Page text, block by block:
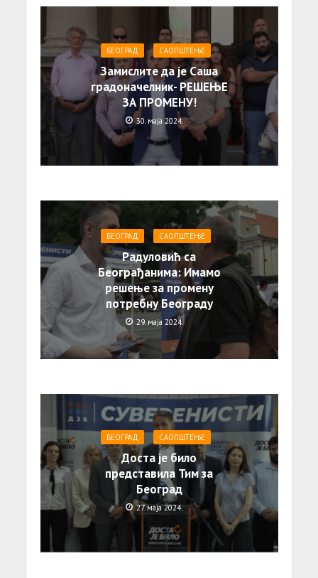
БЕОГРАД САОПШТЕЊE
Замислите да је Саша
градоначелник- РЕШЕЊЕ
ЗА ПРОМЕНУ!
30. маја 2024.
БЕОГРАД САОПШТЕЊE
Радуловић са
Београђанима: Имамо
решење за промену
потребну Београду
29. маја 2024.
БЕОГРАД САОПШТЕЊE
Доста је било
представила Тим за
Београд
27. маја 2024.